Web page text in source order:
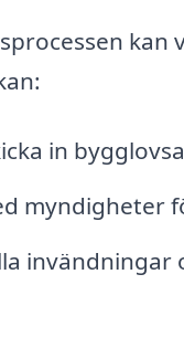
kan
in
myndigheter
invändningar